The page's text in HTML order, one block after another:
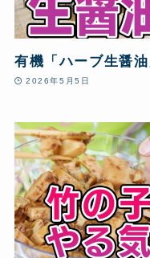
有機「ハーブ生醤
2026年5月5日